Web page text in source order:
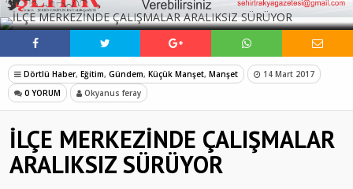
BELEDİYECİLİKTE HİÇBİR HEMŞERİMİZİ YALNIZ
BIRAKMIYORUZ!’
MHP Çorlu İlçe Teşkilatında Yeni Dönem Başladı:
Mazbatalar Alındı
Dolu Vurdu, Büyükşehir Üreticiyi Yalnız Bırakmadı
SOFRALARDA BEREKETİ, GÖNÜLLERDE DAYANIŞMAYI
SOSYAL MEDYADA PAYLAŞ
Dörtlü Haber, Eğitim, Gündem, Küçük Manşet, Manşet
14 Mart 2017
0 YORUM
Okyanus feray
İLÇE MERKEZİNDE ÇALIŞMALAR
ARALIKSIZ SÜRÜYOR